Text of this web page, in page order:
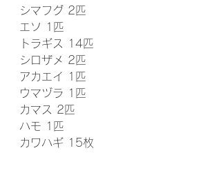
シマフグ 2匹
エソ 1匹
トラギス 14匹
シロザメ 2匹
アカエイ 1匹
ウマヅラ 1匹
カマス 2匹
ハモ 1匹
カワハギ 15枚